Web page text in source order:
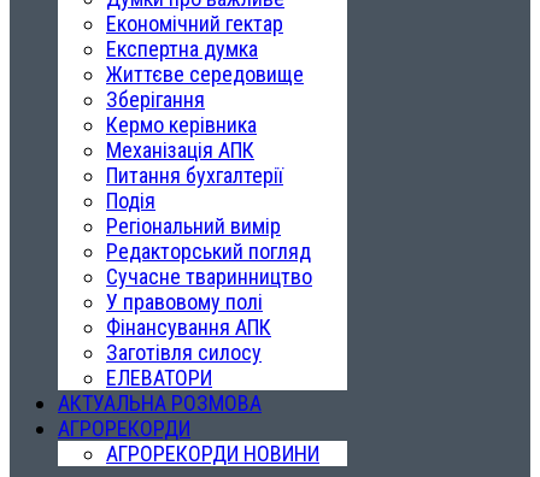
Економічний гектар
Експертна думка
Життєве середовище
Зберігання
Кермо керівника
Механізація АПК
Питання бухгалтерії
Подія
Регіональний вимір
Редакторський погляд
Сучасне тваринництво
У правовому полі
Фінансування АПК
Заготівля силосу
ЕЛЕВАТОРИ
АКТУАЛЬНА РОЗМОВА
АГРОРЕКОРДИ
АГРОРЕКОРДИ НОВИНИ